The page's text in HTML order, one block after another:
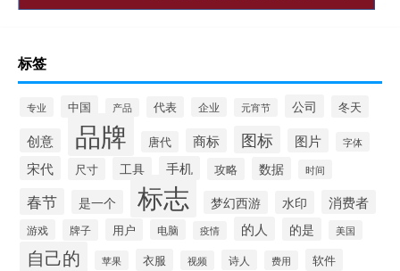
标签
专业 中国 产品 代表 企业 元宵节 公司 冬天
创意 品牌 唐代 商标 图标 图片 字体
宋代 尺寸 工具 手机 攻略 数据 时间
春节 是一个 标志 梦幻西游 水印 消费者
游戏 牌子 用户 电脑 疫情 的人 的是 美国
自己的 苹果 衣服 视频 诗人 费用 软件